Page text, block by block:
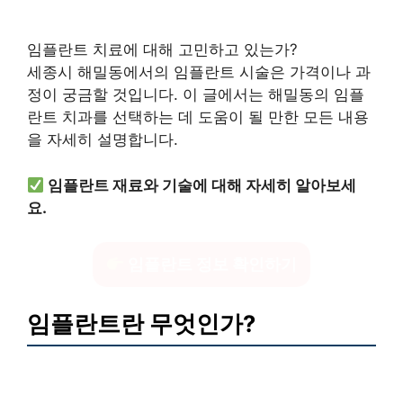
임플란트 치료에 대해 고민하고 있는가?
세종시 해밀동에서의 임플란트 시술은 가격이나 과
정이 궁금할 것입니다. 이 글에서는 해밀동의 임플
란트 치과를 선택하는 데 도움이 될 만한 모든 내용
을 자세히 설명합니다.
임플란트 재료와 기술에 대해 자세히 알아보세
요.
임플란트란 무엇인가?